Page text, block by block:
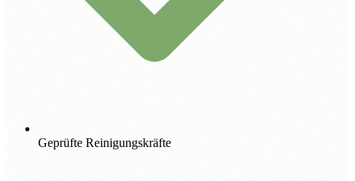
Geprüfte Reinigungskräfte